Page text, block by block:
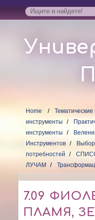
Home
инструменты
инструменты
Инструментов
Выбор
потребностей
ЛУЧАМ
7.09
ПЛАМЯ,